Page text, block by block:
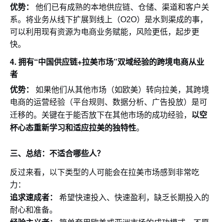
优势：
他们已有成熟的本地供应链、仓储、渠道和客户关
系。将业务从线下扩展到线上（O2O）是水到渠成的事，
可以利用现有资源为电商业务赋能，风险更低，起步更
快。
4.拥有“中国供应链+拉美市场”双域经验的跨境电商从业
者
优势：
如果他们从其他市场（如欧美）转向拉美，其跨境
电商的运营经验（平台规则、数据分析、广告投放）是可
迁移的。关键在于能否放下在其他市场的成功经验， 以空
杯心态重新学习和适应拉美的独特性。
三、总结：不适合哪些人？
反过来看，以下类型的人可能会在拉美市场感到非常吃
力：
追求速成者：
希望快速投入、快速盈利，缺乏长期投入的
耐心和准备。